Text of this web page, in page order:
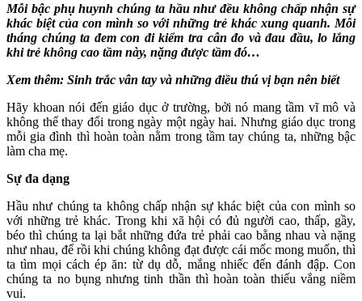
Mỗi bậc phụ huynh chúng ta hầu như đều không chấp nhận sự
khác biệt của con mình so với những trẻ khác xung quanh. Mỗi
tháng chúng ta đem con đi kiểm tra cân đo và đau đầu, lo lắng
khi trẻ không cao tầm này, nặng được tầm đó…
Xem thêm: Sinh trắc vân tay và những điều thú vị bạn nên biết
Hãy khoan nói đến giáo dục ở trường, bởi nó mang tầm vĩ mô và
không thể thay đổi trong ngày một ngày hai. Nhưng giáo dục trong
mỗi gia đình thì hoàn toàn nằm trong tầm tay chúng ta, những bậc
làm cha mẹ.
Sự đa dạng
Hầu như chúng ta không chấp nhận sự khác biệt của con mình so
với những trẻ khác. Trong khi xã hội có đủ người cao, thấp, gầy,
béo thì chúng ta lại bắt những đứa trẻ phải cao bằng nhau và nặng
như nhau, để rồi khi chúng không đạt được cái mốc mong muốn, thì
ta tìm mọi cách ép ăn: từ dụ dỗ, mắng nhiếc đến đánh đập. Con
chúng ta no bụng nhưng tinh thần thì hoàn toàn thiếu vắng niềm
vui.